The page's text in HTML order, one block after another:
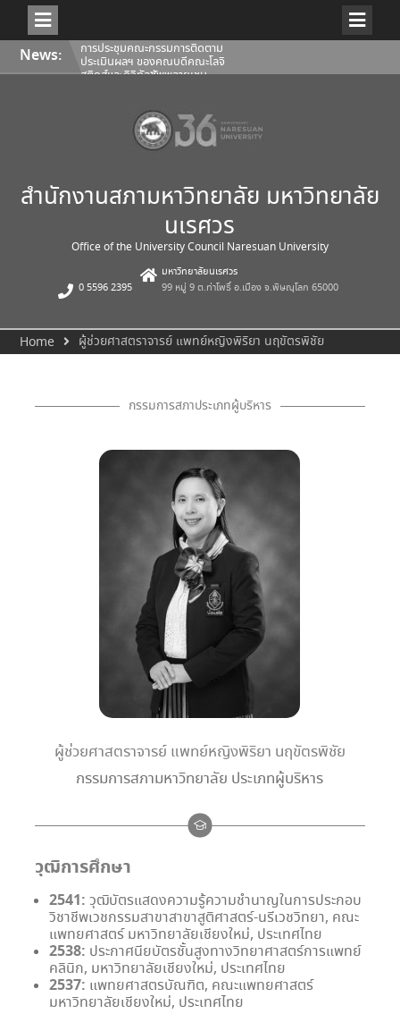
Skip
content
News: การประชุมคณะกรรมการติดตาม
ประเมินผลฯ ของคณบดีคณะโลจิ
สติกส์และดิจิทัลซัพพลายเชน
ครั้งที่ 350 (8/2569) วันเสาร์ที่ 1
สิงหาคม 2569
การประชุมคณะกรรมการติดตาม
ประเมินผลฯ ของคณบดีคณะ
สำนักงานสภามหาวิทยาลัย มหาวิทยาลัย
นเรศวร
Office of the University Council Naresuan University
0 5596 2395
มหาวิทยาลัยนเรศวร
99 หมู่ 9 ต.ท่าโพธิ์ อ.เมือง จ.พิษณุโลก 65000
Home ผู้ช่วยศาสตราจารย์ แพทย์หญิงพิริยา นฤขัตรพิชัย
กรรมการสภาประเภทผู้บริหาร
ผู้ช่วยศาสตราจารย์ แพทย์หญิงพิริยา นฤขัตรพิชัย
กรรมการสภามหาวิทยาลัย ประเภทผู้บริหาร
วุฒิการศึกษา
2541: วุฒิบัตรแสดงความรู้ความชำนาญในการประกอบ
วิชาชีพเวชกรรมสาขาสาขาสูติศาสตร์-นรีเวชวิทยา, คณะ
แพทยศาสตร์ มหาวิทยาลัยเชียงใหม่, ประเทศไทย
2538: ประกาศนียบัตรชั้นสูงทางวิทยาศาสตร์การแพทย์
คลินิก, มหาวิทยาลัยเชียงใหม่, ประเทศไทย
2537: แพทยศาสตรบัณฑิต, คณะแพทยศาสตร์
มหาวิทยาลัยเชียงใหม่, ประเทศไทย